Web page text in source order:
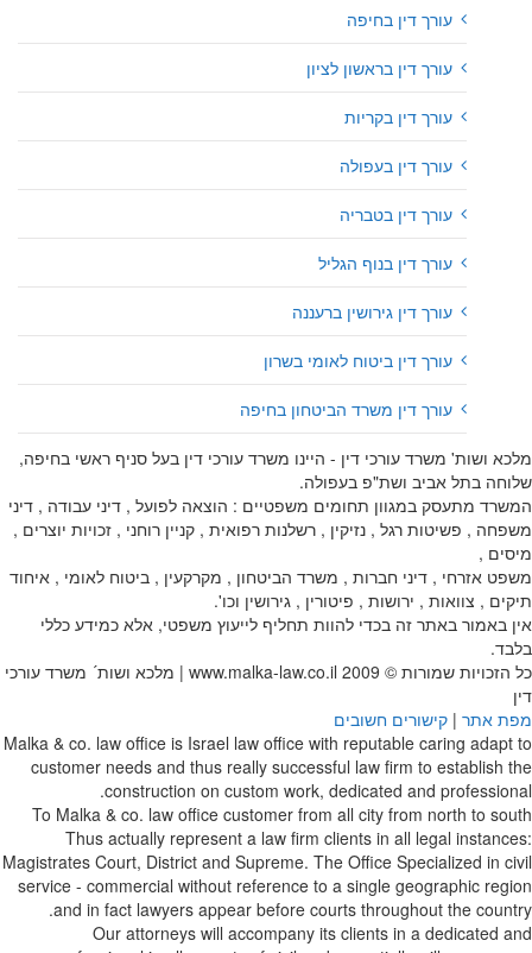
עורך דין בחיפה
עורך דין בראשון לציון
עורך דין בקריות
עורך דין בעפולה
עורך דין בטבריה
עורך דין בנוף הגליל
עורך דין גירושין ברעננה
עורך דין ביטוח לאומי בשרון
עורך דין משרד הביטחון בחיפה
מלכא ושות' משרד עורכי דין - היינו משרד עורכי דין בעל סניף ראשי בחיפה,
שלוחה בתל אביב ושת"פ בעפולה.
המשרד מתעסק במגוון תחומים משפטיים : הוצאה לפועל , דיני עבודה , דיני
משפחה , פשיטות רגל , נזיקין , רשלנות רפואית , קניין רוחני , זכויות יוצרים ,
מיסים ,
משפט אזרחי , דיני חברות , משרד הביטחון , מקרקעין , ביטוח לאומי , איחוד
תיקים , צוואות , ירושות , פיטורין , גירושין וכו'.
אין באמור באתר זה בכדי להוות תחליף לייעוץ משפטי, אלא כמידע כללי
בלבד.
כל הזכויות שמורות © 2009
www.malka-law.co.il | מלכא ושות´ משרד עורכי
דין
מפת אתר | קישורים חשובים
Malka & co. law office is Israel law office with reputable caring adapt to
customer needs and thus really successful law firm to establish the
construction on custom work, dedicated and professional.
To Malka & co. law office customer from all city from north to south
Thus actually represent a law firm clients in all legal instances:
Magistrates Court, District and Supreme. The Office Specialized in civil
service - commercial without reference to a single geographic region
and in fact lawyers appear before courts throughout the country.
Our attorneys will accompany its clients in a dedicated and